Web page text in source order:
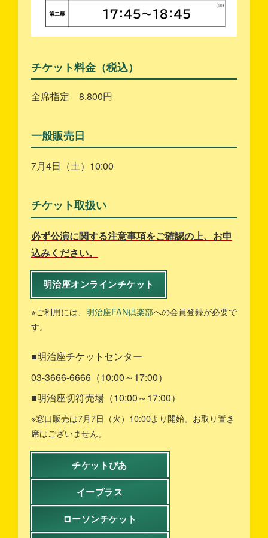
チケット料金（税込）
全席指定 8,800円
一般販売日
7月4日（土）10:00
チケット取扱い
必ず公演に関する注意事項をご確認の上、お申
込みください。
明治座オンラインチケット
※ご利用には、 明治座FAN倶楽部への会員登録が必要で
す。
■明治座チケットセンター
03-3666-6666（10:00～17:00）
■明治座切符売場（10:00～17:00）
※窓口販売は7月7日（火）10:00より開始。お取り置き
席はございません。
チケットぴあ
イープラス
ローソンチケット